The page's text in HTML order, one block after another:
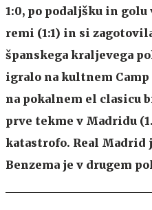
1:0, po podaljšku in
remi (1:1) in si
španskega kraljevega
igralo na kultnem Camp
na pokalnem el clasicu
prve tekme v Madridu
katastrofo. Real Madrid
Benzema je v drugem